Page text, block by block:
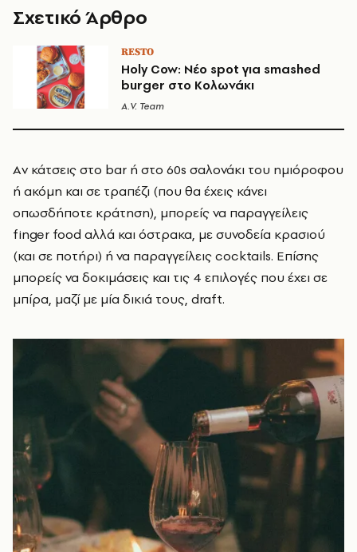
Σχετικό Άρθρο
RESTO
Holy Cow: Νέο spot για smashed
burger στο Κολωνάκι
A.V. Team
Aν κάτσεις στο bar ή στο 60s σαλονάκι του ημιόροφου
ή ακόμη και σε τραπέζι (που θα έχεις κάνει
οπωσδήποτε κράτηση), μπορείς να παραγγείλεις
finger food αλλά και όστρακα, με συνοδεία κρασιού
(και σε ποτήρι) ή να παραγγείλεις cocktails. Επίσης
μπορείς να δοκιμάσεις και τις 4 επιλογές που έχει σε
μπίρα, μαζί με μία δικιά τους, draft.